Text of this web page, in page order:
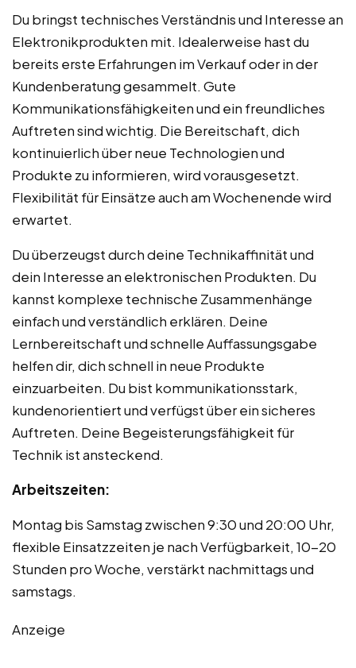
Du bringst technisches Verständnis und Interesse an
Elektronikprodukten mit. Idealerweise hast du
bereits erste Erfahrungen im Verkauf oder in der
Kundenberatung gesammelt. Gute
Kommunikationsfähigkeiten und ein freundliches
Auftreten sind wichtig. Die Bereitschaft, dich
kontinuierlich über neue Technologien und
Produkte zu informieren, wird vorausgesetzt.
Flexibilität für Einsätze auch am Wochenende wird
erwartet.
Du überzeugst durch deine Technikaffinität und
dein Interesse an elektronischen Produkten. Du
kannst komplexe technische Zusammenhänge
einfach und verständlich erklären. Deine
Lernbereitschaft und schnelle Auffassungsgabe
helfen dir, dich schnell in neue Produkte
einzuarbeiten. Du bist kommunikationsstark,
kundenorientiert und verfügst über ein sicheres
Auftreten. Deine Begeisterungsfähigkeit für
Technik ist ansteckend.
Arbeitszeiten:
Montag bis Samstag zwischen 9:30 und 20:00 Uhr,
flexible Einsatzzeiten je nach Verfügbarkeit, 10-20
Stunden pro Woche, verstärkt nachmittags und
samstags.
Anzeige